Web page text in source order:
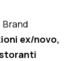
Brand
ex/novo,